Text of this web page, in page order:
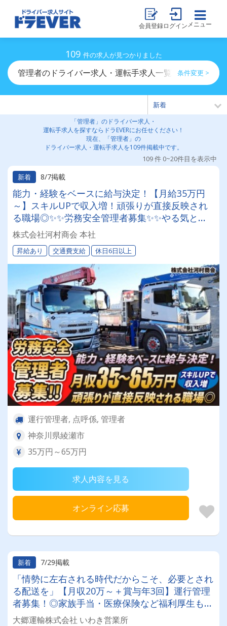
会員登録ログイン メニュー
109 件の求人が見つかりました
管理者のドライバー求人・運転手求人一覧 条件変更 >
「管理者」のドライバー求人・
運転手求人を探すならドラEVERにお任せください！
現在、「管理者」の
ドライバー求人・運転手求人を109件掲載中です。
109 件 0~20件目を表示中
新着
8/7掲載
能力・経験をベースに給与決定！【月給35万円
～】スキルUPで収入増！頑張りが直接反映され
る職場◎✨✨労務安全管理者募集✨✨やる気と頑
張りで上り詰める！昇給・キャリアアップも全て
は拳の中に＿＿＿！！！
株式会社河村商会 本社
昇給あり 交通費支給 休日6日以上
運行管理者, 点呼係, 管理者
神奈川県綾瀬市
35万円～65万円
求人内容を見る
オンライン応募
新着 7/29掲載
「情勢に左右される時代だからこそ、必要とされ
る配送を」【月収20万～＋賞与年3回】運行管理
者募集！◎家族手当・医療保険など福利厚生も充
実！
大郷運輸株式会社 いわき営業所